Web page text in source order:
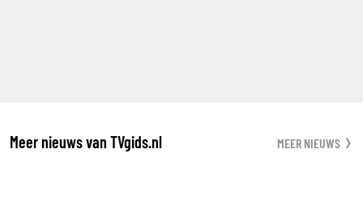
Meer nieuws van TVgids.nl MEER NIEUWS